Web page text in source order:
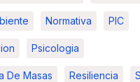
Normativa PIC
Psicologia
De Masas Resiliencia